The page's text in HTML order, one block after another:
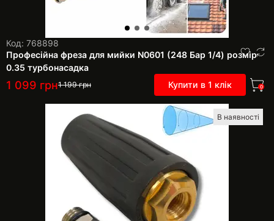
Код: 768898
Професійна фреза для мийки N0601 (248 Бар 1/4) розмір
0.35 турбонасадка
1 099 грн1 199грн Купити в 1 клік 0
В наявності